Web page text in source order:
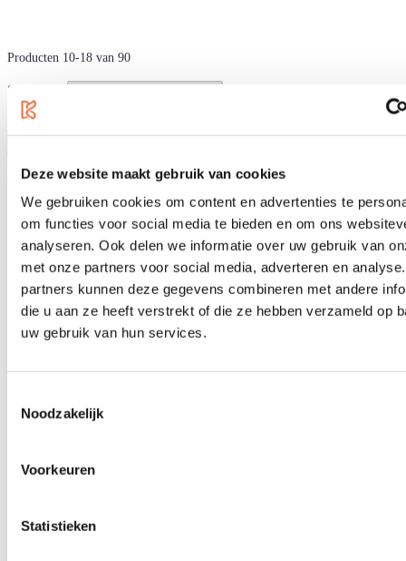
Deze website maakt gebruik van cookies
We gebruiken cookies om content en advertenties te
om functies voor social media te bieden en om ons
analyseren. Ook delen we informatie over uw gebruik van
met onze partners voor social media, adverteren en
partners kunnen deze gegevens combineren met andere
die u aan ze heeft verstrekt of die ze hebben verzameld op
uw gebruik van hun services.
Noodzakelijk
Voorkeuren
Statistieken
Producten 10-18 van 90
Sorteren op